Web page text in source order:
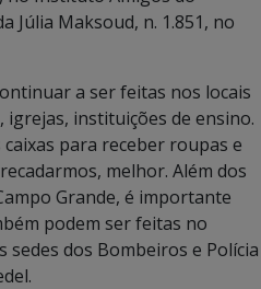
Júlia Maksoud, n. 1.851, no
a ser feitas nos locais
instituições de ensino.
para receber roupas e
melhor. Além dos
Grande, é importante
podem ser feitas no
dos Bombeiros e Polícia